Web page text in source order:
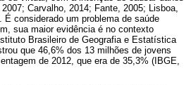
Carvalho, 2014; Fante, 2005; Lisboa,
considerado um problema de saúde
sua maior evidência é no contexto
Brasileiro de Geografia e Estatística
que 46,6% dos 13 milhões de jovens
de 2012, que era de 35,3% (IBGE,